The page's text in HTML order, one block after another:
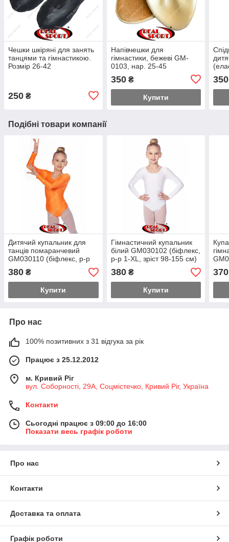
Чешки шкіряні для занять
танцями та гімнастикою.
Розмір 26-42
250 ₴
Напівчешки для
гімнастики, бежеві GM-
0103, нар. 25-45
350₴
Купити
350
Подібні товари компанії
Дитячий купальник для
танців помаранчевий
GM030110 (біфлекс, р-р
1-XL, зріст 98-155 см)
380 ₴
Купити
Гімнастичний купальник
білий GM030102 (біфлекс,
р-р 1-XL, зріст 98-155 см)
380₴
Купити
1-
370
Про нас
100% позитивних з 31 відгука за рік
Працює з 25.12.2012
м. Кривий Ріг
вул. Соборності, 29А, Соцмістечко, Кривий Ріг, Україна
Контакти
Сьогодні працює з 09:00 до 16:00
Показати весь графік роботи
Про нас
Контакти
Доставка та оплата
Графік роботи